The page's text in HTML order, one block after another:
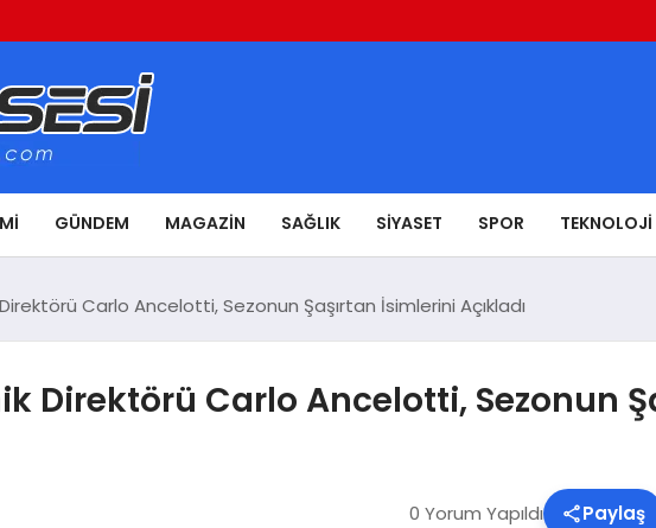
GÜNDEM MAGAZIN SAĞLIK SIYASET SPOR TEKNOLOJI
Carlo Ancelotti, Sezonun Şaşırtan İsimlerini Açıkladı
Direktörü Carlo Ancelotti, Sezonun
0 Yorum Yapıldı Paylaş